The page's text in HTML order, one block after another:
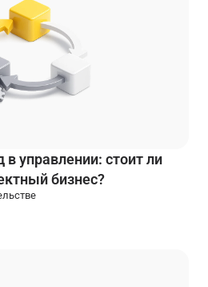
управлении: стоит ли
бизнес?